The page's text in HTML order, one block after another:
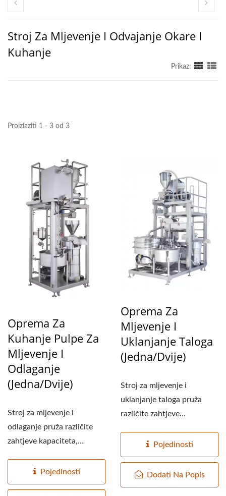
Stroj Za Mljevenje I Odvajanje Okare I
Kuhanje
Prikaz:
Proizlaziti 1 - 3 od 3
Oprema Za
Kuhanje Pulpe Za
Mljevenje I
Odlaganje
(jedna/dvije)
Stroj za mljevenje i
odlaganje pruža različite
zahtjeve kapaciteta,
40~50kg/sat...Pojedinosti
Oprema Za
Mljevenje I
Uklanjanje Taloga
(jedna/dvije)
Stroj za mljevenje i
uklanjanje taloga pruža
različite zahtjeve
Pojedinosti
Dodati Na Popis